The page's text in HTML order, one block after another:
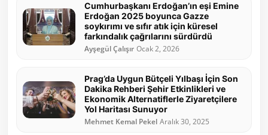
Cumhurbaşkanı Erdoğan’ın eşi Emine
Erdoğan 2025 boyunca Gazze
soykırımı ve sıfır atık için küresel
farkındalık çağrılarını sürdürdü
Ayşegül Çalışır Ocak 2, 2026
Prag’da Uygun Bütçeli Yılbaşı İçin Son
Dakika Rehberi Şehir Etkinlikleri ve
Ekonomik Alternatiflerle Ziyaretçilere
Yol Haritası Sunuyor
Mehmet Kemal Pekel Aralık 30, 2025